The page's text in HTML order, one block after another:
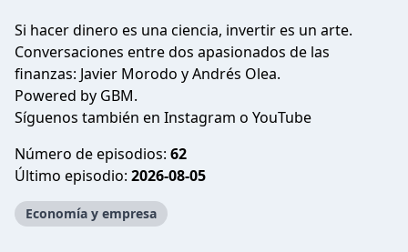
Si hacer dinero es una ciencia, invertir es un arte.
Conversaciones entre dos apasionados de las
finanzas: Javier Morodo y Andrés Olea.
Powered by GBM.
Síguenos también en Instagram o YouTube
Número de episodios: 62
Último episodio: 2026-08-05
Economía y empresa